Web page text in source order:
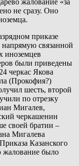
жалование «за
не сразу. Оно
приказе
связанной
иноземцев
были приведены
черкас Якова
(Прокофия?)
шесть, второй
по отрезку
Мигалев,
черкашенин
своей братии –
Мигалева
Казанского
жалование было